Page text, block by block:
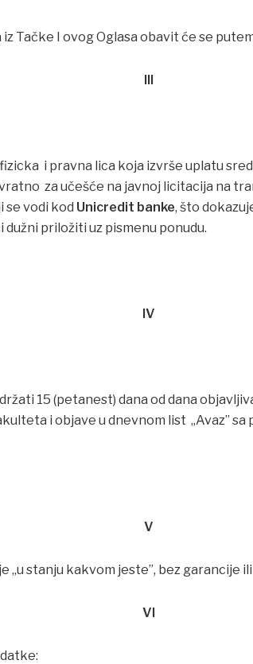
Tačke I ovog Oglasa obavit će se
III
i pravna lica koja izvrše uplatu
za učešće na javnoj licitacija na
se vodi kod Unicredit banke, što
priložiti uz pismenu ponudu.
IV
15 (petanest) dana od dana
i objave u dnevnom list „Avaz” sa
V
„u stanju kakvom jeste”, bez garancije
VI